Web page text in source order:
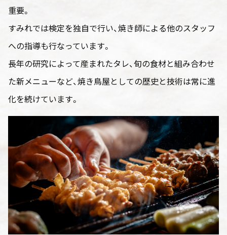
重要。
すみれでは検定を独自で行い、焼き師による他のスタッフ
への指導も行なっています。
長年の研究によって産まれたタレ、旬の食材と組み合わせ
た新メニューなど、焼き鳥屋としての歴史と技術は常に進
化を続けています。